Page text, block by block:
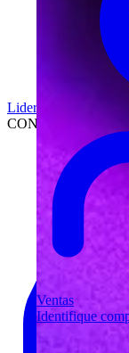
Ventas
Identifique
Liderazgo
CONCESIONARIOS